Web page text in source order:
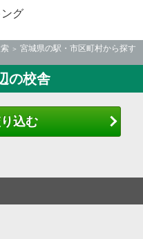
グ
宮城県の駅・市区町村から探す
の校舎
込む